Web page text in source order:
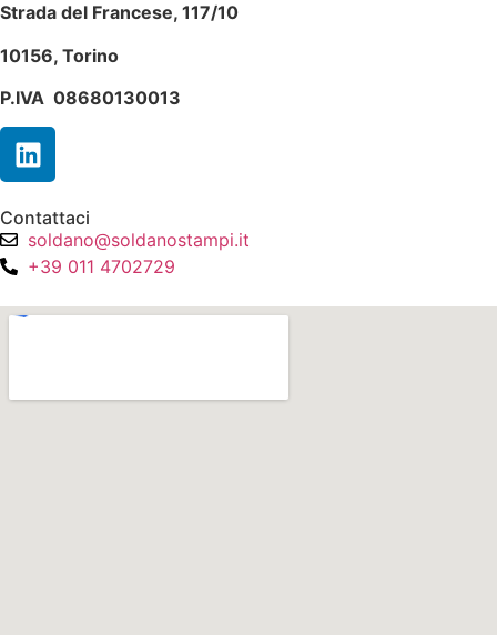
Strada del Francese, 117/10
10156, Torino
P.IVA 08680130013
Contattaci
soldano@soldanostampi.it
+39 011 4702729